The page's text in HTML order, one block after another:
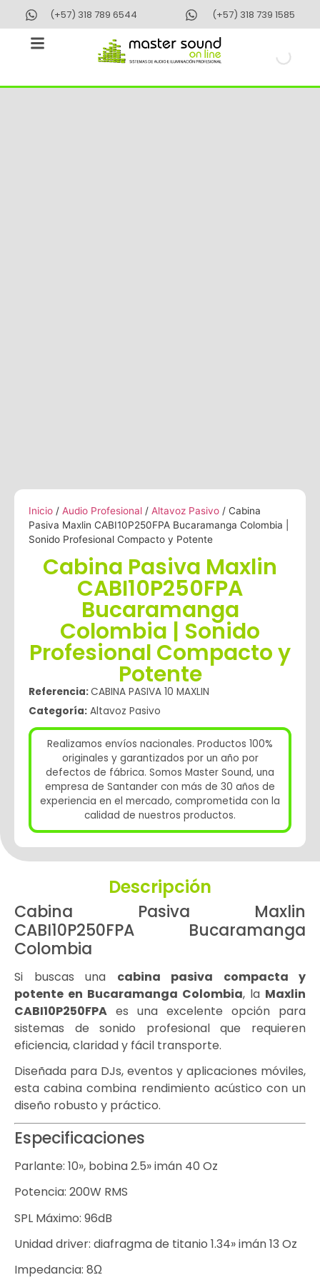
contenido
(+57) 318 789 6544 (+57) 318 739 1585
Inicio / Audio Profesional / Altavoz Pasivo / Cabina
Pasiva Maxlin CABI10P250FPA Bucaramanga Colombia |
Sonido Profesional Compacto y Potente
Cabina Pasiva Maxlin
CABI10P250FPA
Bucaramanga
Colombia | Sonido
Profesional Compacto y
Potente
Referencia:CABINA PASIVA 10 MAXLIN
Categoría: Altavoz Pasivo
Realizamos envíos nacionales. Productos 100%
originales y garantizados por un año por
defectos de fábrica. Somos Master Sound, una
empresa de Santander con más de 30 años de
experiencia en el mercado, comprometida con la
calidad de nuestros productos.
Descripción
Cabina Pasiva Maxlin
CABI10P250FPA Bucaramanga
Colombia
Si buscas una cabina pasiva compacta y
potente en Bucaramanga Colombia, la Maxlin
CABI10P250FPA es una excelente opción para
sistemas de sonido profesional que requieren
eficiencia, claridad y fácil transporte.
Diseñada para DJs, eventos y aplicaciones móviles,
esta cabina combina rendimiento acústico con un
diseño robusto y práctico.
Especificaciones
Parlante: 10», bobina 2.5» imán 40 Oz
Potencia: 200W RMS
SPL Máximo: 96dB
Unidad driver: diafragma de titanio 1.34» imán 13 Oz
Impedancia: 8Ω